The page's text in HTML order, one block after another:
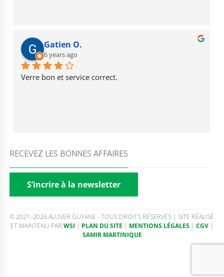
Gatien O.
6 years ago
Verre bon et service correct.
RECEVEZ LES BONNES AFFAIRES
S’incrire à la newsletter
© 2021–2026 ALUVER GUYANE - TOUS DROITS RÉSERVÉS | SITE RÉALISÉ
ET MAINTENU PAR WSI | PLAN DU SITE | MENTIONS LÉGALES | CGV |
SAMIR MARTINIQUE